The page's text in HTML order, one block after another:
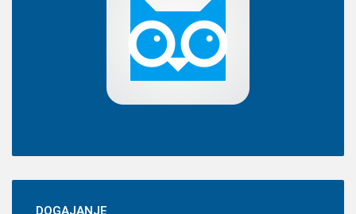
DOGAJANJE